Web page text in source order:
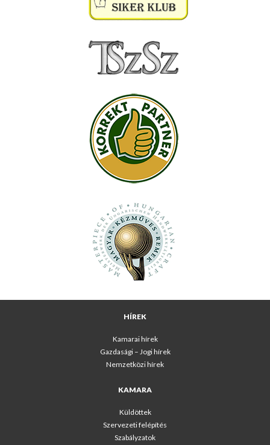
HÍREK
Kamarai hírek
Gazdasági – Jogi hírek
Nemzetközi hírek
KAMARA
Küldöttek
Szervezeti felépítés
Szabályzatok